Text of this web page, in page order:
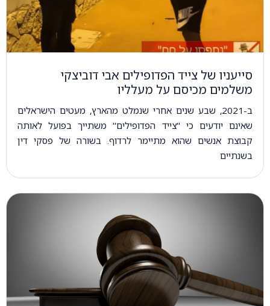
סייעניו של צייד הפדופילים אבי דוביצקי
משלמים מכיסם על מעלליו
ב-2021, שבע שנים אחרי שנמלט מהארץ, מעטים הישראלים
שאינם יודעים כי "צייד הפדופילים" משתייך בפועל לאותה
קבוצת אנשים שהוא מתיימר לרדוף. בשורה של פסקי דין
בשנתיים